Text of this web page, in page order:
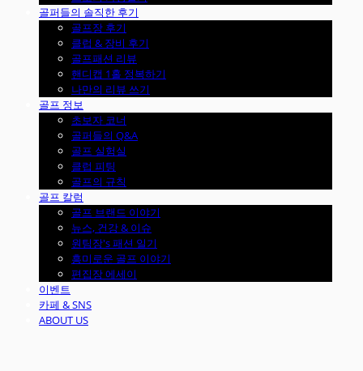
골퍼들의 솔직한 후기
골프장 후기
클럽 & 장비 후기
골프패션 리뷰
핸디캡 1홀 정복하기
나만의 리뷰 쓰기
골프 정보
초보자 코너
골퍼들의 Q&A
골프 실험실
클럽 피팅
골프의 규칙
골프 칼럼
골프 브랜드 이야기
뉴스, 건강 & 이슈
원팀장's 패션 일기
흥미로운 골프 이야기
편집장 에세이
이벤트
카페 & SNS
ABOUT US